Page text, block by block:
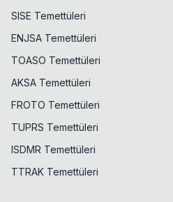
SISE Temettüleri
ENJSA Temettüleri
TOASO Temettüleri
AKSA Temettüleri
FROTO Temettüleri
TUPRS Temettüleri
ISDMR Temettüleri
TTRAK Temettüleri